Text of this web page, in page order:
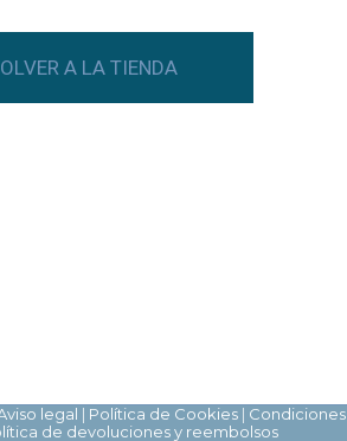
A LA TIENDA
legal | Política de Cookies| Condiciones
de devoluciones y reembolsos